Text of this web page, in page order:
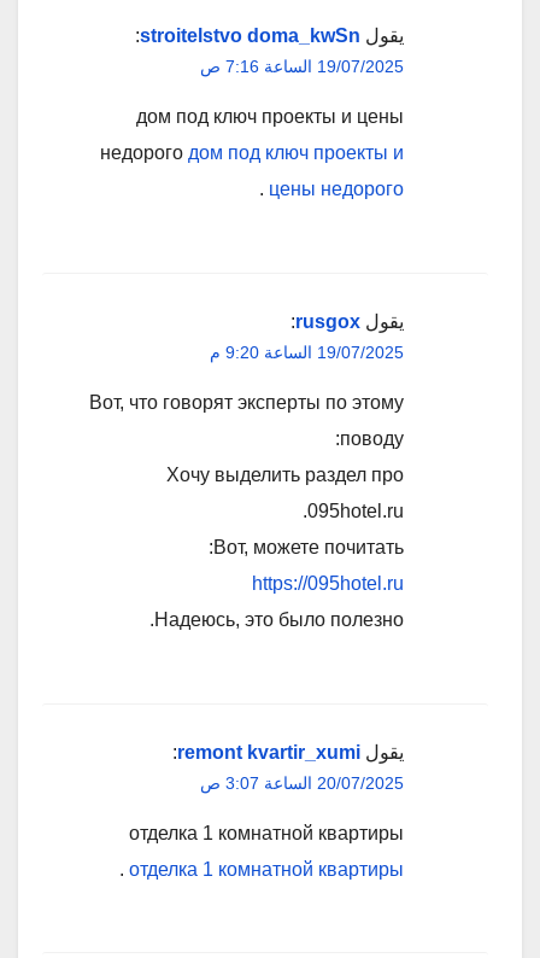
يقول stroitelstvo doma_kwSn
:
19/07/2025 الساعة 7:16 ص
дом под ключ проекты и цены
недорогодом под ключ проекты и
цены недорого
.
يقول rusgox
:
19/07/2025 الساعة 9:20 م
Вот, что говорят эксперты по этому
поводу:
Хочу выделить раздел про
095hotel.ru.
Вот, можете почитать:
https://095hotel.ru
Надеюсь, это было полезно.
يقول remont kvartir_xumi
:
20/07/2025 الساعة 3:07 ص
отделка 1 комнатной квартиры
отделка 1 комнатной квартиры
.